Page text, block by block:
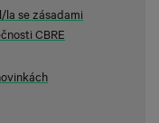
la se zásadami
CBRE